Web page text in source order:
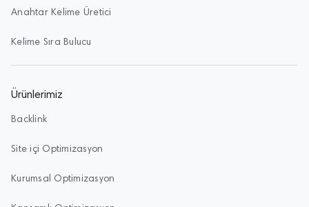
Anahtar Kelime Üretici
Kelime Sıra Bulucu
Ürünlerimiz
Backlink
Site içi Optimizasyon
Kurumsal Optimizasyon